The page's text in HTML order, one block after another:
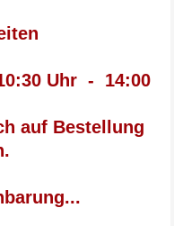
Uhr - 14:00
auf Bestellung